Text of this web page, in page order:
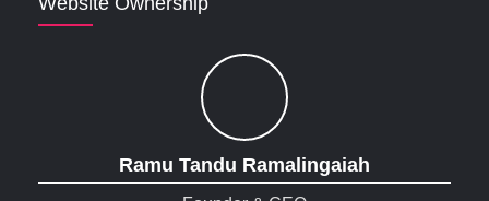
Ramu Tandu Ramalingaiah